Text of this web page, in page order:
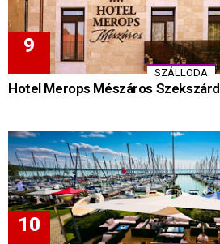
SZÁLLODA
Hotel Merops Mészáros Szekszárd